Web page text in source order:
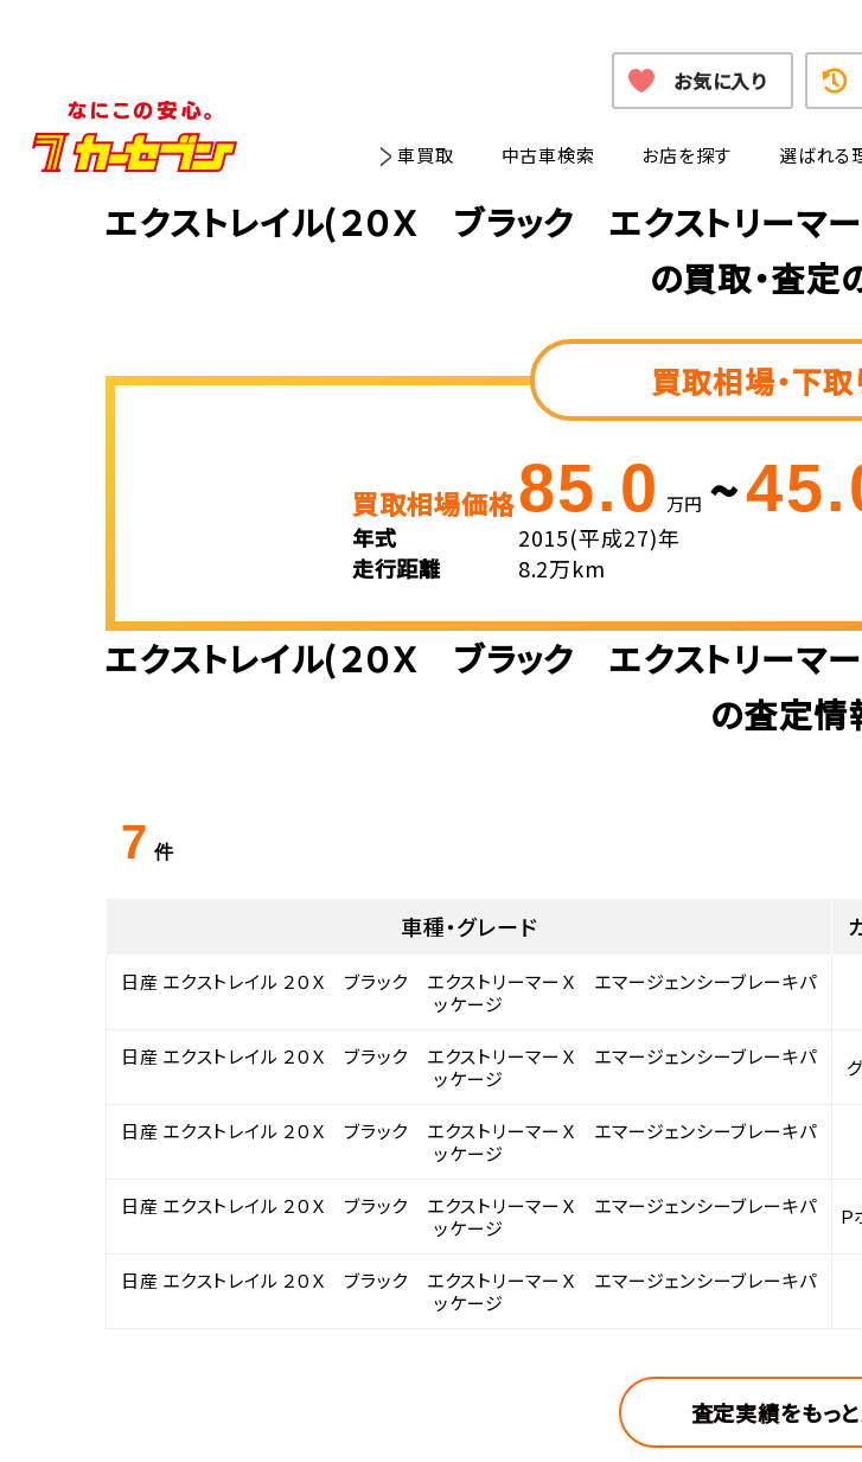
車買取 中古車検索 お店を探す 選ばれる
お気に入り
エクストレイル(２０Ｘ ブラック エクストリーマ
の買取・査定
買取相場・下
買取相場価格85.0 万円 ~
年式
2015(平成27)年
走行距離
8.2万km
エクストレイル(２０Ｘ ブラック エクストリーマ
の査定情
7 件
車種・グレード
日産 エクストレイル ２０Ｘ ブラック エクストリーマーＸ エマージェンシーブレーキパ
ッケージ
日産 エクストレイル ２０Ｘ ブラック エクストリーマーＸ エマージェンシーブレーキパ
ッケージ
日産 エクストレイル ２０Ｘ ブラック エクストリーマーＸ エマージェンシーブレーキパ
ッケージ
日産 エクストレイル ２０Ｘ ブラック エクストリーマーＸ エマージェンシーブレーキパ
ッケージ
Ｐ
日産 エクストレイル ２０Ｘ ブラック エクストリーマーＸ エマージェンシーブレーキパ
ッケージ
査定実績をもっ